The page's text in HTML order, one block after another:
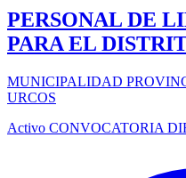
PERSONAL DE
PARA EL
MUNICIPALIDAD
URCOS
Activo CONVOCATORIA